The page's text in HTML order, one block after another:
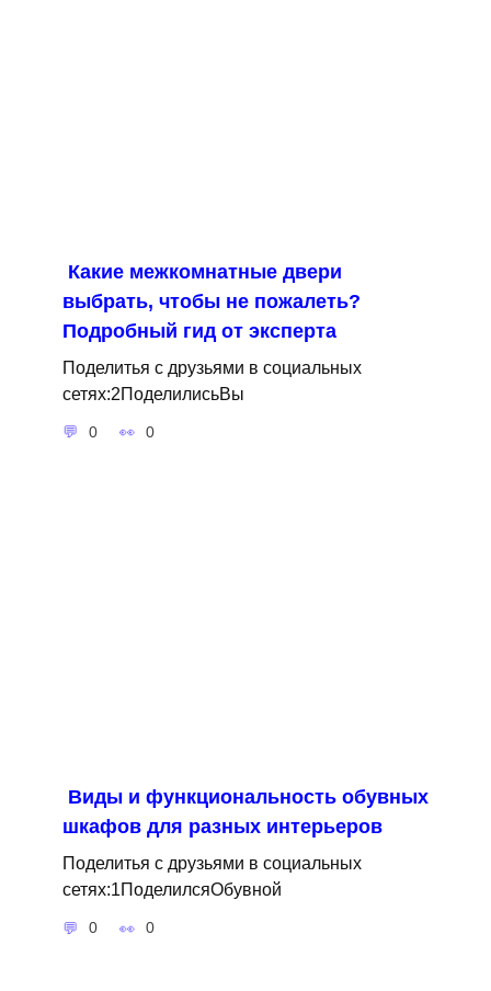
Какие межкомнатные двери
выбрать, чтобы не пожалеть?
Подробный гид от эксперта
Поделитья с друзьями в социальных
сетях:2ПоделилисьВы
0 0
Виды и функциональность обувных
шкафов для разных интерьеров
Поделитья с друзьями в социальных
сетях:1ПоделилсяОбувной
0 0